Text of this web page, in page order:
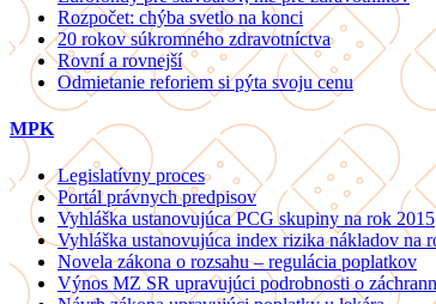
Rozpočet: chýba svetlo na konci
20 rokov súkromného zdravotníctva
Rovní a rovnejší
Odmietanie reforiem si pýta svoju cenu
MPK
Legislatívny proces
Portál právnych predpisov
Vyhláška ustanovujúca PCG skupiny na rok 2015
Vyhláška ustanovujúca index rizika nákladov na
Novela zákona o rozsahu – regulácia poplatkov
Výnos MZ SR upravujúci podrobnosti o